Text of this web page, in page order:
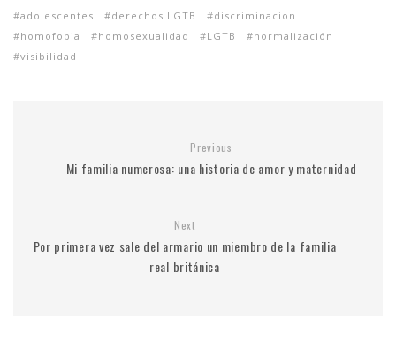
adolescentes derechos LGTB
discriminacion
homofobia
homosexualidad LGTB
normalización
visibilidad
Previous
Mi familia numerosa: una historia de amor y maternidad
Next
Por primera vez sale del armario un miembro de la familia
real británica